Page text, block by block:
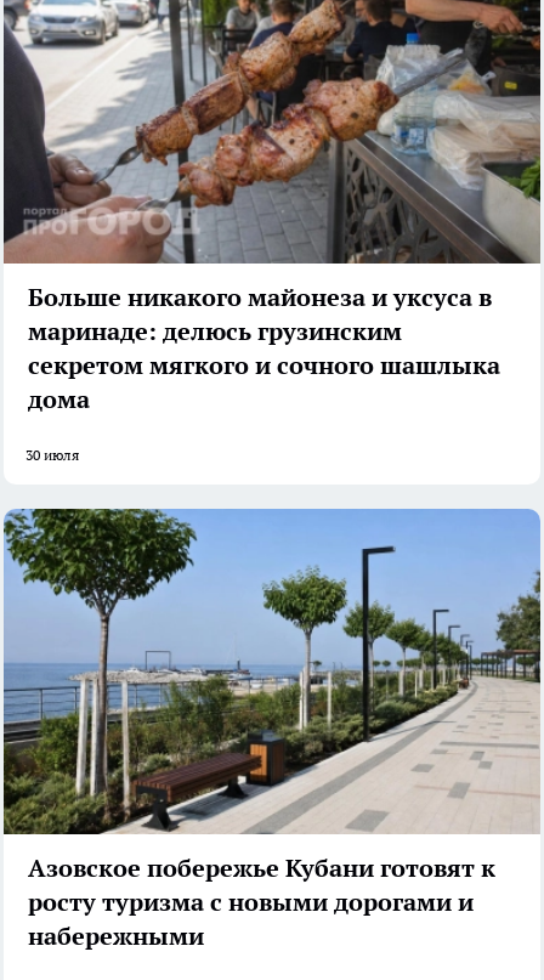
Больше никакого майонеза и уксуса в
маринаде: делюсь грузинским
секретом мягкого и сочного шашлыка
дома
30 июля
Азовское побережье Кубани готовят к
росту туризма с новыми дорогами и
набережными